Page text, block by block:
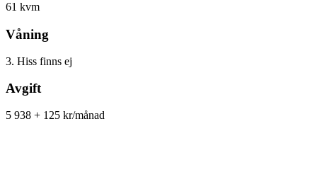
61 kvm
Våning
3. Hiss finns ej
Avgift
5 938 + 125 kr/månad